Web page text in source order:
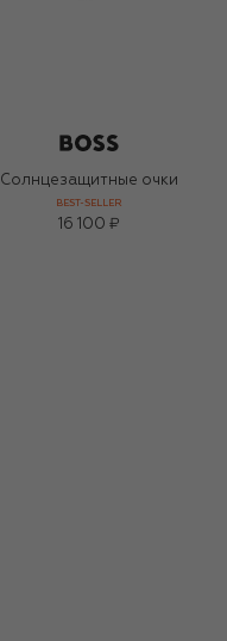
Солнцезащитные очки
BEST-SELLER
16 100 ₽